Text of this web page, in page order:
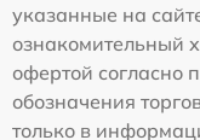
указанные на
ознакомительный
офертой согласно
обозначения
только в